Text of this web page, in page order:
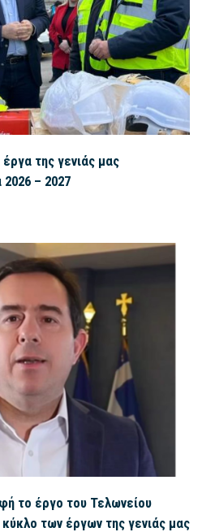
της γενιάς μας
2026 – 2027
το έργο του Τελωνείου
των έργων της γενιάς μας